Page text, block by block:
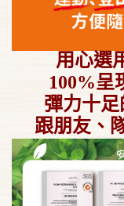
用心選
100%呈
彈力十足
跟朋友、